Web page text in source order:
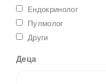
Ендокринолог
Пулмолог
Други
Деца